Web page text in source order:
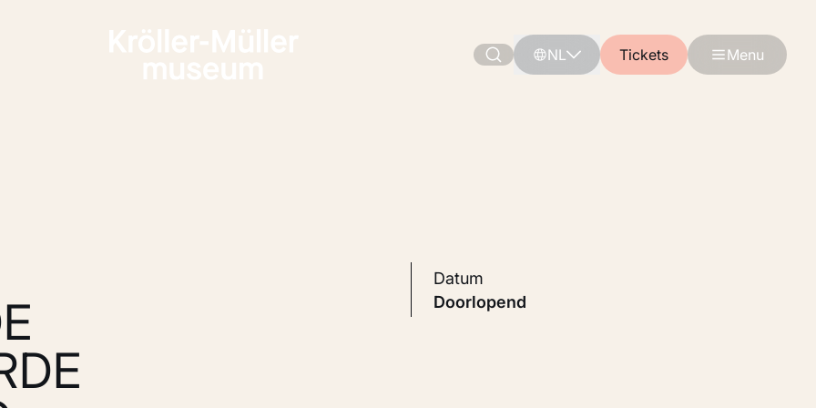
NL Tickets Menu
Datum
Doorlopend